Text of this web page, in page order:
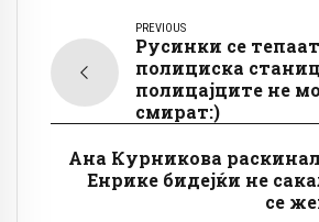
PREVIOUS
Русинки се
полициска
полицајците не
смират:)
Ана Курникова
Енрике бидејќи не
се